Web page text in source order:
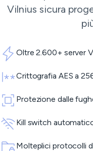
Vilnius sicura
Oltre 2.600+ server
Crittografia AES a
Protezione dalle
Kill switch
Molteplici protocolli